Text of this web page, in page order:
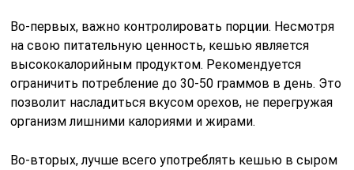
Во-первых, важно контролировать порции. Несмотря
на свою питательную ценность, кешью является
высококалорийным продуктом. Рекомендуется
ограничить потребление до 30-50 граммов в день. Это
позволит насладиться вкусом орехов, не перегружая
организм лишними калориями и жирами.
Во-вторых, лучше всего употреблять кешью в сыром